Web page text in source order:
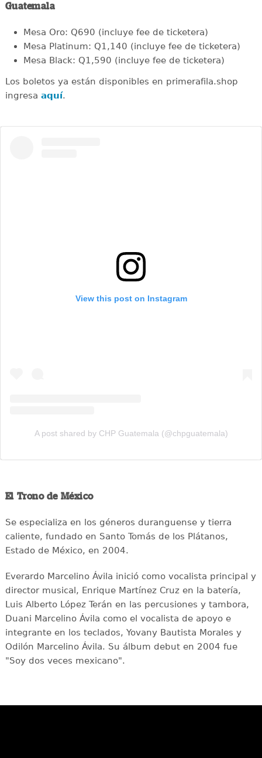
Guatemala
Mesa Oro: Q690 (incluye fee de ticketera)
Mesa Platinum: Q1,140 (incluye fee de ticketera)
Mesa Black: Q1,590 (incluye fee de ticketera)
Los boletos ya están disponibles en primerafila.shop
ingresa aquí.
View this post on Instagram
A post shared by CHP Guatemala (@chpguatemala)
El Trono de México
Se especializa en los géneros duranguense y tierra
caliente, fundado en Santo Tomás de los Plátanos,
Estado de México, en 2004.
Everardo Marcelino Ávila inició como vocalista principal y
director musical, Enrique Martínez Cruz en la batería,
Luis Alberto López Terán en las percusiones y tambora,
Duani Marcelino Ávila como el vocalista de apoyo e
integrante en los teclados, Yovany Bautista Morales y
Odilón Marcelino Ávila. Su álbum debut en 2004 fue
"Soy dos veces mexicano".